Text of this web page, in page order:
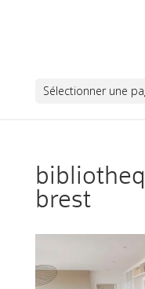
Sélectionner une
brest